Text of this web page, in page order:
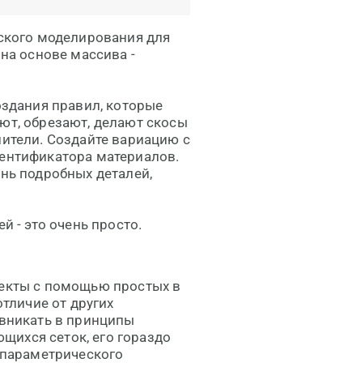
моделирования для
основе массива -
правил, которые
обрезают, делают скосы
Создайте вариацию с
материалов.
подробных деталей,
- это очень просто.
с помощью простых в
от других
в принципы
сеток, его гораздо